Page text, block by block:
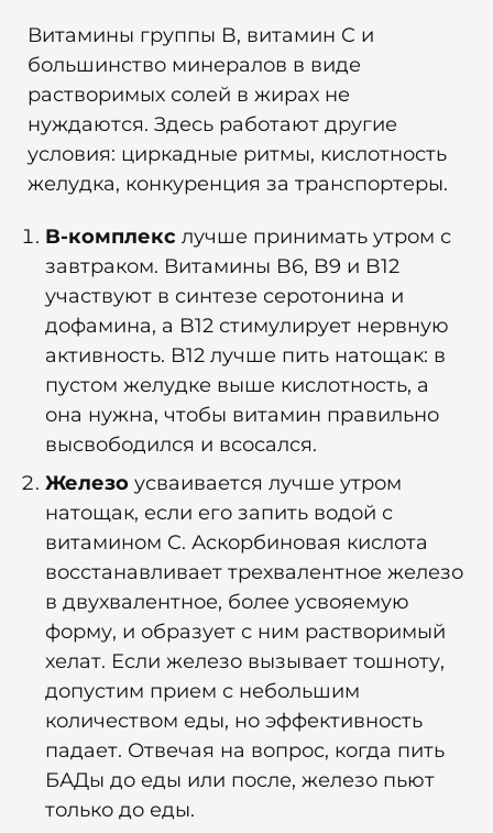
Витамины группы B, витамин C и
большинство минералов в виде
растворимых солей в жирах не
нуждаются. Здесь работают другие
условия: циркадные ритмы, кислотность
желудка, конкуренция за транспортеры.
B-комплекс лучше принимать утром с
завтраком. Витамины B6, B9 и B12
участвуют в синтезе серотонина и
дофамина, а B12 стимулирует нервную
активность. B12 лучше пить натощак: в
пустом желудке выше кислотность, а
она нужна, чтобы витамин правильно
высвободился и всосался.
Железо усваивается лучше утром
натощак, если его запить водой с
витамином C. Аскорбиновая кислота
восстанавливает трехвалентное железо
в двухвалентное, более усвояемую
форму, и образует с ним растворимый
хелат. Если железо вызывает тошноту,
допустим прием с небольшим
количеством еды, но эффективность
падает. Отвечая на вопрос, когда пить
БАДы до еды или после, железо пьют
только до еды.